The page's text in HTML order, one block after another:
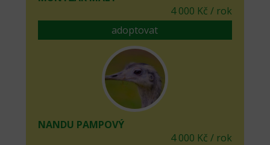
4 000 Kč / rok
adoptovat
NANDU PAMPOVÝ
4 000 Kč / rok